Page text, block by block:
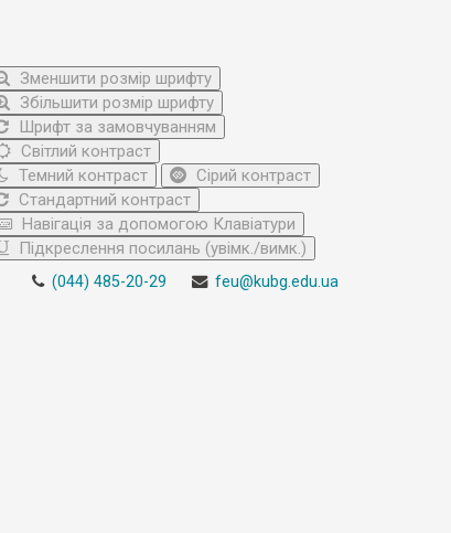
Зменшити розмір шрифту
Збільшити розмір шрифту
Шрифт за замовчуванням
Світлий контраст
Темний контраст
Сірий контраст
Стандартний контраст
Навігація за допомогою Клавіатури
Підкреслення посилань (увімк./вимк.)
(044) 485-20-29 feu@kubg.edu.ua